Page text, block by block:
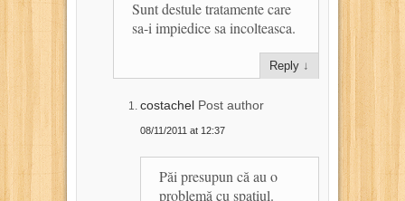
Sunt destule tratamente care
sa-i impiedice sa incolteasca.
Reply ↓
costachel Post author
08/11/2011 at 12:37
Păi presupun că au o
problemă cu spațiul.